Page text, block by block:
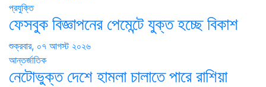
প্রযুক্তি
ফেসবুক বিজ্ঞাপনের পেমেন্টে যুক্ত হচ্ছে বিকাশ
শুক্রবার, ০৭ আগস্ট ২০২৬
আন্তর্জাতিক
নেটোভুক্ত দেশে হামলা চালাতে পারে রাশিয়া